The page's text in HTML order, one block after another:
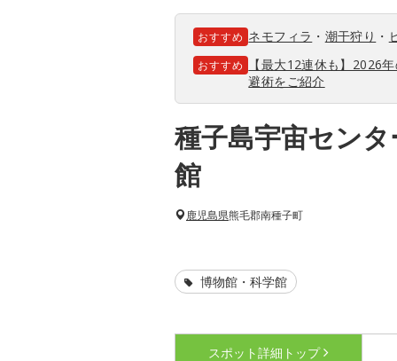
おすすめ ネモフィラ ・ 潮干狩り ・
おすすめ
【最大12連休も】2026
避術をご紹介
種子島宇宙セン
館
鹿児島県熊毛郡南種子町
博物館・科学館
スポット詳細 トップ